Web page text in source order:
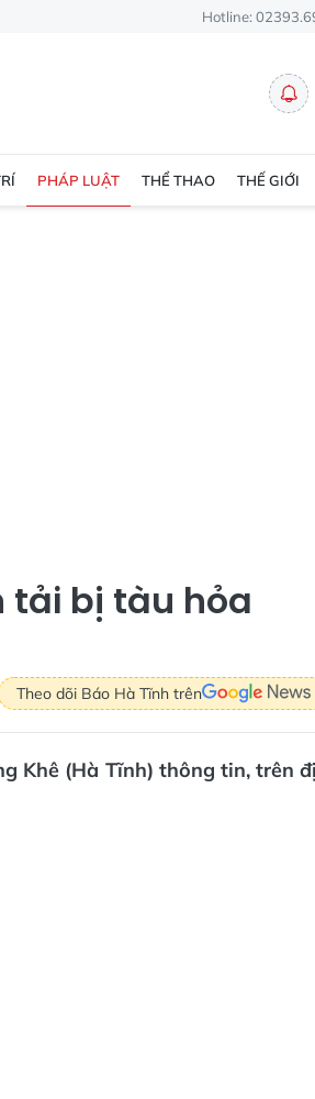
Hotline:
PHÁP LUẬT THỂ THAO THẾ GIỚI
tải bị tàu hỏa
Theo dõi Báo Hà Tĩnh trên
Khê (Hà Tĩnh) thông tin, trên